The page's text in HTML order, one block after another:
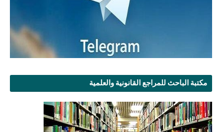
مكتبة الباحث للمراجع القانونية والعلمية